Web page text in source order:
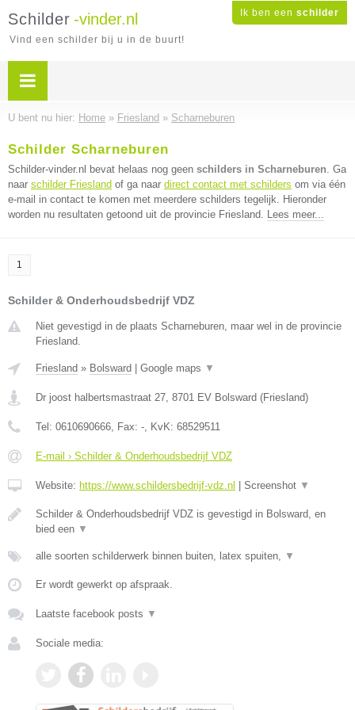
Ik ben een schilder
Schilder -vinder.nl
Vind een schilder bij u in de buurt!
U bent nu hier: Home » Friesland » Scharneburen
Schilder Scharneburen
Schilder-vinder.nl bevat helaas nog geen schilders in Scharneburen. Ga
naar schilder Friesland of ga naar direct contact met schilders om via één
e-mail in contact te komen met meerdere schilders tegelijk. Hieronder
worden nu resultaten getoond uit de provincie Friesland. Lees meer...
1
Schilder & Onderhoudsbedrijf VDZ
Niet gevestigd in de plaats Scharneburen, maar wel in de provincie
Friesland.
Friesland » Bolsward Google maps ▼
Dr joost halbertsmastraat 27, 8701 EV Bolsward (Friesland)
Tel: 0610690666, Fax: -, KvK: 68529511
E-mail › Schilder & Onderhoudsbedrijf VDZ
Website: https://www.schildersbedrijf-vdz.nl Screenshot ▼
Schilder & Onderhoudsbedrijf VDZ is gevestigd in Bolsward, en
bied een ▼
alle soorten schilderwerk binnen buiten, latex spuiten, ▼
Er wordt gewerkt op afspraak.
Laatste facebook posts ▼
Sociale media: